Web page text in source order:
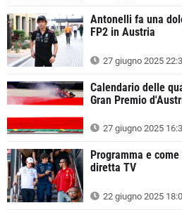
Antonelli fa una
FP2 in Austria
27 giugno 2025
Calendario delle
Gran Premio
27 giugno 2025
Programma e
diretta TV
22 giugno 2025